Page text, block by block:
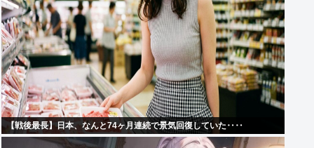
【戦後最長】日本、なんと74ヶ月連続で景気回復していた‥‥